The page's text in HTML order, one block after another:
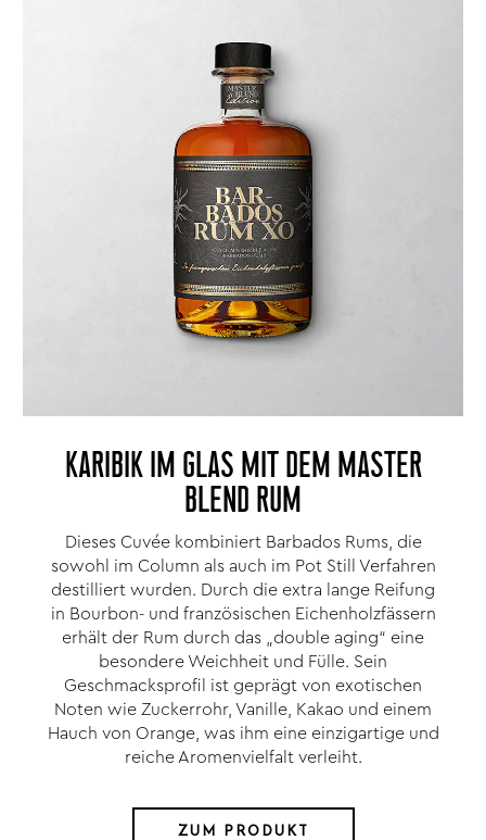
KARIBIK IM GLAS MIT DEM MASTER
BLEND RUM
Dieses Cuvée kombiniert Barbados Rums, die
sowohl im Column als auch im Pot Still Verfahren
destilliert wurden. Durch die extra lange Reifung
in Bourbon- und französischen Eichenholzfässern
erhält der Rum durch das „double aging“ eine
besondere Weichheit und Fülle. Sein
Geschmacksprofil ist geprägt von exotischen
Noten wie Zuckerrohr, Vanille, Kakao und einem
Hauch von Orange, was ihm eine einzigartige und
reiche Aromenvielfalt verleiht.
ZUM PRODUKT